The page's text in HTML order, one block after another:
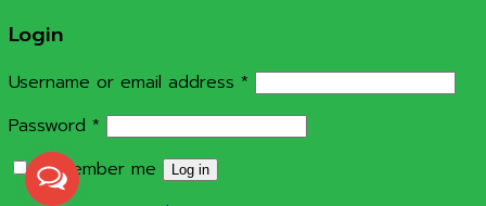
Login
Username or email address * Required
Password * Required
Remember me
Log in